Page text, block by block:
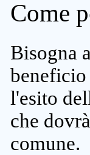
Come
Bisogna
l'esito
che
comune.